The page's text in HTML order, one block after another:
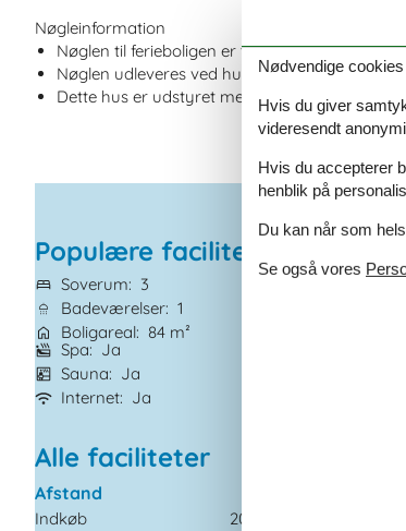
Nøgleinformation
Nøglen til ferieboligen er til rådighed fra kl.
Nøglen udleveres ved huset.
Dette hus er udstyret med smart lock
Populære faciliteter
Soverum
3
Badeværelser 1
Boligareal 84 m²
Spa
Ja
Sauna
Ja
Internet
Ja
Alle faciliteter
Afstand
Indkøb
200 m
Nødvendige
Hvis du giver
videresendt
Hvis du accepterer
henblik på
Du kan når som
Se også vores